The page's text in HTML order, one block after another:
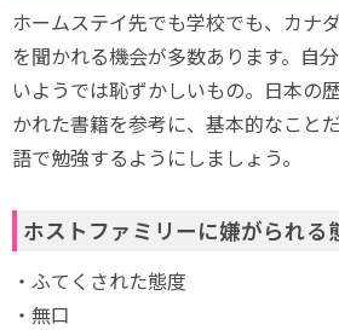
ホームステイ先でも学校でも、カナ
を聞かれる機会が多数あります。自
いようでは恥ずかしいもの。日本の
かれた書籍を参考に、基本的なこと
語で勉強するようにしましょう。
ホストファミリーに嫌がられる
・ふてくされた態度
・無口